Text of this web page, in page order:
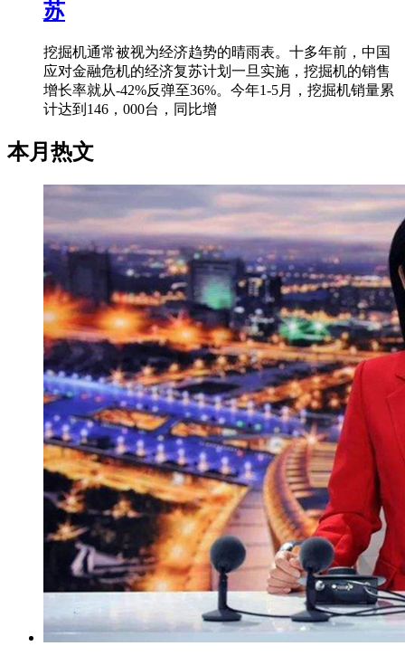
苏
挖掘机通常被视为经济趋势的晴雨表。十多年前，中国
应对金融危机的经济复苏计划一旦实施，挖掘机的销售
增长率就从-42%反弹至36%。今年1-5月，挖掘机销量累
计达到146，000台，同比增
本月热文